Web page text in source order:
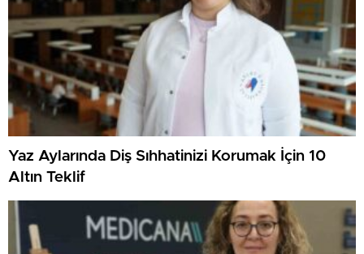
Yaz Aylarında Diş Sıhhatinizi Korumak İçin 10
Altın Teklif